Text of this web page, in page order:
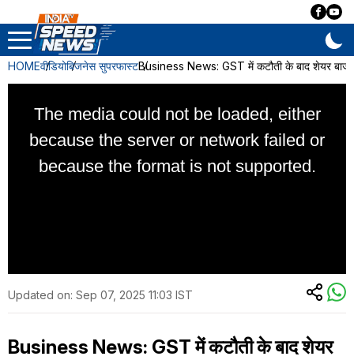
HOMEवीडियोबिजनेस सुपरफास्टBusiness News: GST में कटौती के बाद शेयर
Updated on: Sep 07, 2025 11:03 IST
Business News: GST में कटौती के बाद शेयर